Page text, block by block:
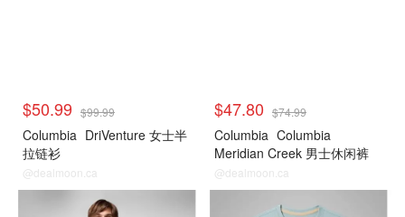
$50.99 $99.99
Columbia DriVenture 女士半
拉链衫
@dealmoon.ca
$47.80 $74.99
Columbia Columbia
Meridian Creek 男士休闲裤
@dealmoon.ca